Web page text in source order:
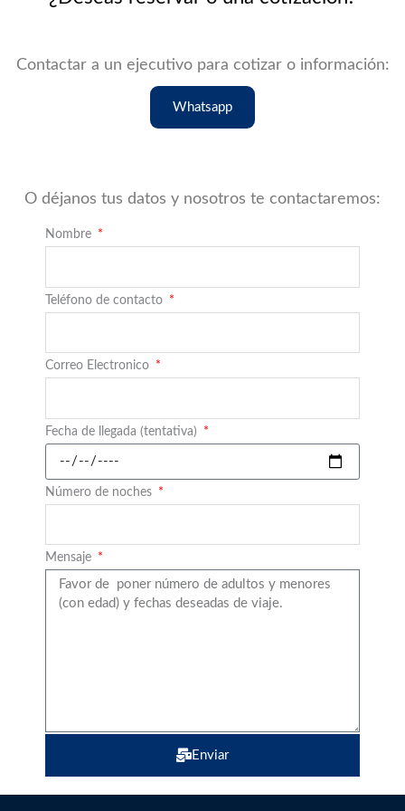
Contactar a un ejecutivo para cotizar o información:
Whatsapp
O déjanos tus datos y nosotros te contactaremos:
Nombre
Teléfono de contacto
Correo Electronico
Fecha de llegada (tentativa)
Número de noches
Mensaje
Enviar